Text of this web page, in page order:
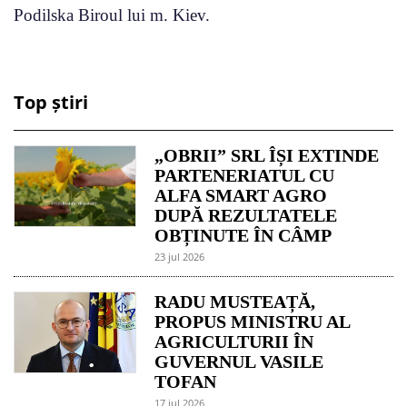
Podilska Biroul lui m. Kiev.
Top știri
„OBRII” SRL ÎȘI EXTINDE
PARTENERIATUL CU
ALFA SMART AGRO
DUPĂ REZULTATELE
OBȚINUTE ÎN CÂMP
23 jul 2026
RADU MUSTEAȚĂ,
PROPUS MINISTRU AL
AGRICULTURII ÎN
GUVERNUL VASILE
TOFAN
17 jul 2026